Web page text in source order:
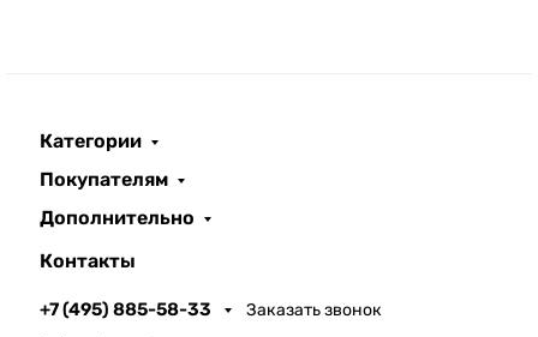
Категории
Покупателям
Дополнительно
Контакты
+7 (495) 885-58-33 Заказать звонок